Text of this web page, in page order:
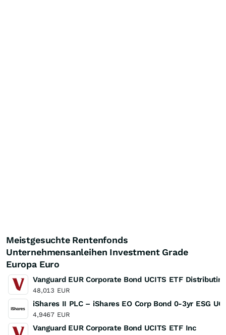
Meistgesuchte Rentenfonds
Unternehmensanleihen Investment Grade
Europa Euro
Vanguard EUR Corporate Bond UCITS ETF Distributing
48,013 EUR
iShares II PLC – iShares EO Corp Bond 0-3yr ESG
4,9467 EUR
Vanguard EUR Corporate Bond UCITS ETF Inc